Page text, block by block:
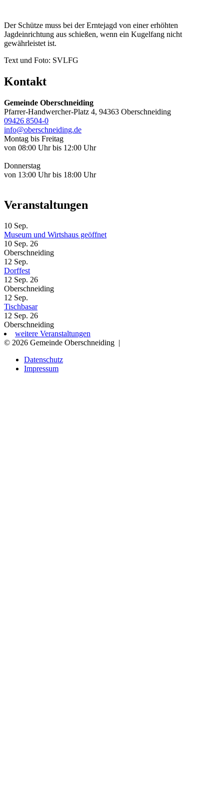
Der Schütze muss bei der Erntejagd von einer erhöhten
Jagdeinrichtung aus schießen, wenn ein Kugelfang nicht
gewährleistet ist.
Text und Foto: SVLFG
Kontakt
Gemeinde Oberschneiding
Pfarrer-Handwercher-Platz 4, 94363 Oberschneiding
09426 8504-0
info@oberschneiding.de
Montag bis Freitag
von 08:00 Uhr bis 12:00 Uhr
Donnerstag
von 13:00 Uhr bis 18:00 Uhr
Veranstaltungen
10 Sep.
Museum und Wirtshaus geöffnet
10 Sep. 26
Oberschneiding
12 Sep.
Dorffest
12 Sep. 26
Oberschneiding
12 Sep.
Tischbasar
12 Sep. 26
Oberschneiding
weitere Veranstaltungen
© 2026 Gemeinde Oberschneiding |
Datenschutz
Impressum